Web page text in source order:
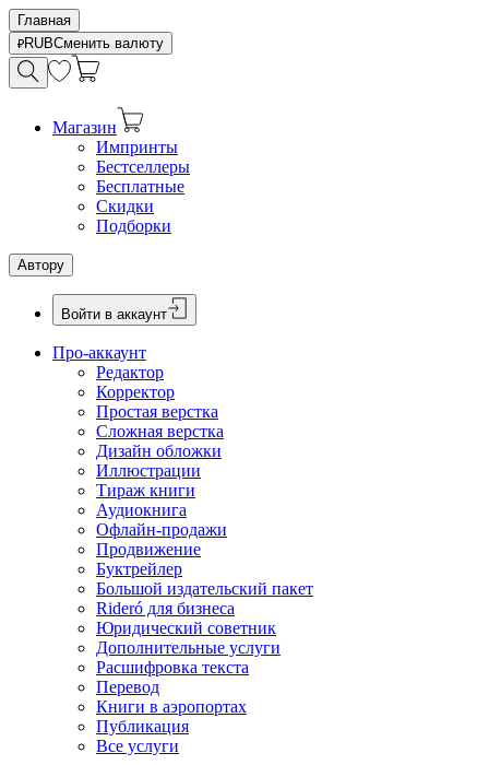
Главная
RUBСменить валюту
Магазин
Импринты
Бестселлеры
Бесплатные
Скидки
Подборки
Автору
Войти в аккаунт
Про-аккаунт
Редактор
Корректор
Простая верстка
Сложная верстка
Дизайн обложки
Иллюстрации
Тираж книги
Аудиокнига
Офлайн-продажи
Продвижение
Буктрейлер
Большой издательский пакет
Rideró для бизнеса
Юридический советник
Дополнительные услуги
Расшифровка текста
Перевод
Книги в аэропортах
Публикация
Все услуги